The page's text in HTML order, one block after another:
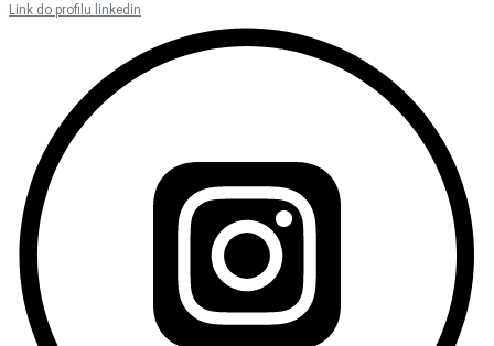
Link do profilu linkedin